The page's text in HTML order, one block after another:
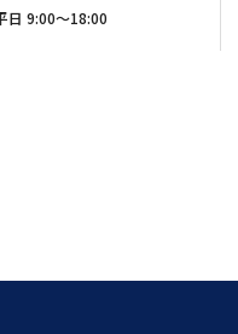
日 9:00〜18:00